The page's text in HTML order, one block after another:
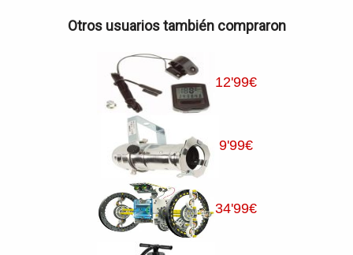
Otros usuarios también compraron
12'99€
9'99€
34'99€